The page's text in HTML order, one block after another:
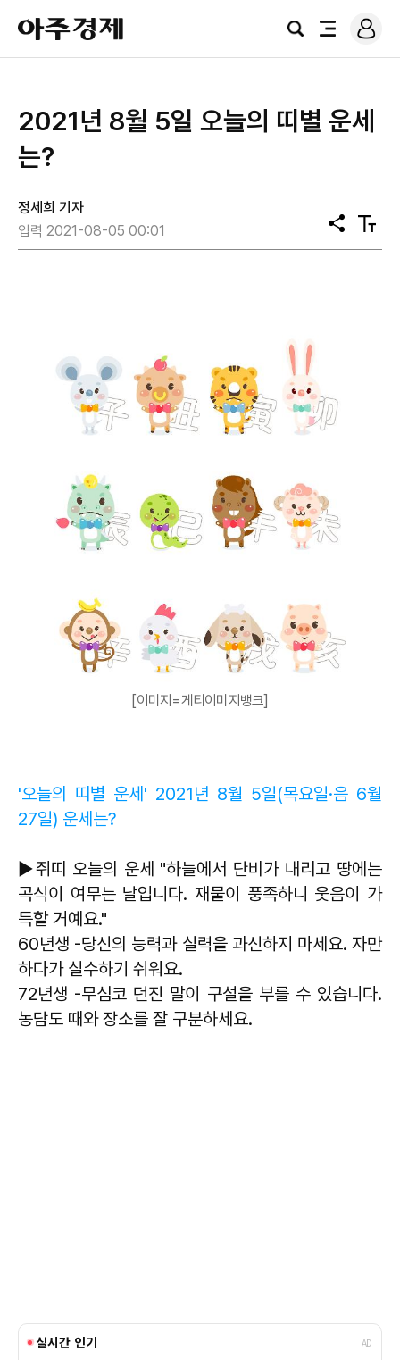
아
주
경
검
전
로
그
2021년 8월 5일 오늘의 띠별 운세
는?
정세희 기자
입력 2021-08-05 00:01
공
유
텍
스
[이미지=게티이미지뱅크]
'오늘의 띠별 운세' 2021년 8월 5일(목요일·음 6월
27일) 운세는?
▶쥐띠 오늘의 운세 "하늘에서 단비가 내리고 땅에는
곡식이 여무는 날입니다. 재물이 풍족하니 웃음이 가
득할 거예요."
60년생 -당신의 능력과 실력을 과신하지 마세요. 자만
하다가 실수하기 쉬워요.
72년생 -무심코 던진 말이 구설을 부를 수 있습니다.
농담도 때와 장소를 잘 구분하세요.